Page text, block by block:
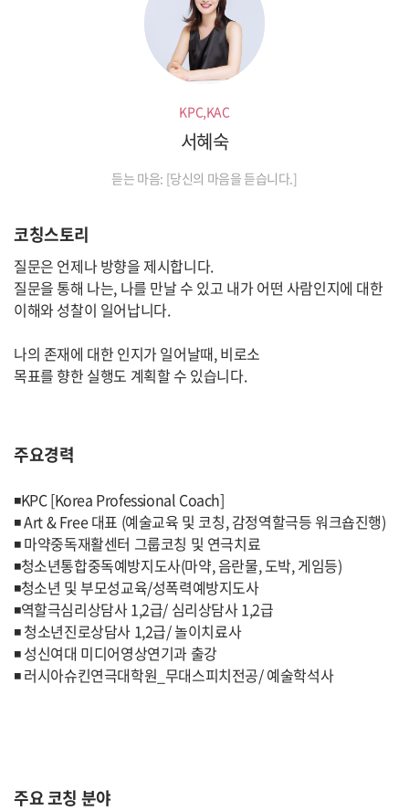
KPC,KAC
서혜숙
듣는 마음: [당신의 마음을 듣습니다.]
코칭스토리
질문은 언제나 방향을 제시합니다.
질문을 통해 나는, 나를 만날 수 있고 내가 어떤 사람인지에 대한
이해와 성찰이 일어납니다.
나의 존재에 대한 인지가 일어날때, 비로소
목표를 향한 실행도 계획할 수 있습니다.
주요경력
◾KPC [Korea Professional Coach]
◾ Art & Free 대표 (예술교육 및 코칭, 감정역할극등 워크숍진행)
◾ 마약중독재활센터 그룹코칭 및 연극치료
◾청소년통합중독예방지도사(마약, 음란물, 도박, 게임등)
◾청소년 및 부모성교육/성폭력예방지도사
◾역할극심리상담사 1,2급/ 심리상담사 1,2급
◾ 청소년진로상담사 1,2급/ 놀이치료사
◾ 성신여대 미디어영상연기과 출강
◾ 러시아슈킨연극대학원_무대스피치전공/ 예술학석사
주요 코칭 분야